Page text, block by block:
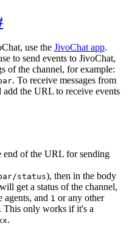
use the JivoChat app.
to send events to JivoChat,
of the channel, for example:
. To receive messages from
add the URL to receive events
end of the URL for sending
status), then in the body
get a status of the channel,
agents, and 1 or any other
This only works if it's a
.